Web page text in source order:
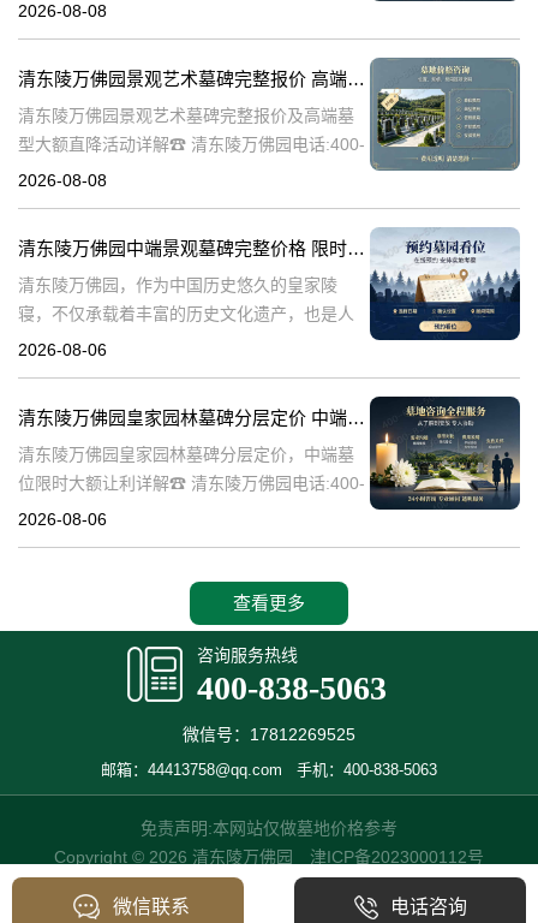
2026-08-08
清东陵万佛园景观艺术墓碑完整报价 高端墓型大额直降活动详解
清东陵万佛园景观艺术墓碑完整报价及高端墓
型大额直降活动详解☎ 清东陵万佛园电话:400-
838-5063清东陵万佛园，作为中国历史悠久的
2026-08-08
清东陵万佛园中端景观墓碑完整价格 限时减免多年管理费详解
清东陵万佛园，作为中国历史悠久的皇家陵
寝，不仅承载着丰富的历史文化遗产，也是人
们缅怀先人、寄托哀思的重要场所。近年来，
清
2026-08-06
清东陵万佛园皇家园林墓碑分层定价 中端墓位限时大额让利详解
清东陵万佛园皇家园林墓碑分层定价，中端墓
位限时大额让利详解☎ 清东陵万佛园电话:400-
838-5063清东陵万佛园，作为中国历史上著名
2026-08-06
查看更多
咨询服务热线
400-838-5063
微信号：17812269525
邮箱：44413758@qq.com 手机：400-838-5063
免责声明:本网站仅做墓地价格参考
Copyright © 2026 清东陵万佛园 津ICP备2023000112号
微信联系 电话咨询